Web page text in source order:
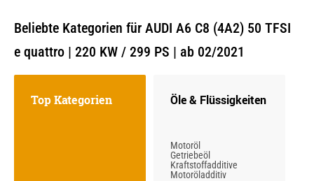
Beliebte Kategorien für AUDI A6 C8 (4A2) 50 TFSI
e quattro | 220 KW / 299 PS | ab 02/2021
Top Kategorien Öle & Flüssigkeiten
Motoröl
Getriebeöl
Kraftstoffadditive
Motoröladditiv